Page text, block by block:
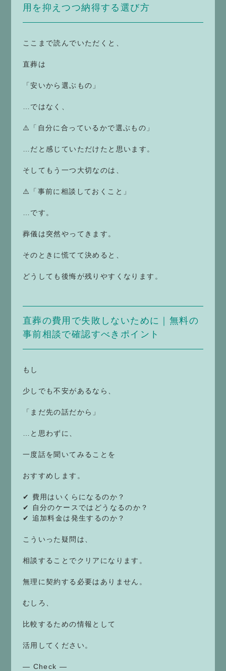
用を抑えつつ納得する選び方
ここまで読んでいただくと、
直葬は
「安いから選ぶもの」
…ではなく、
⚠️「自分に合っているかで選ぶもの」
…だと感じていただけたと思います。
そしてもう一つ大切なのは、
⚠️「事前に相談しておくこと」
…です。
葬儀は突然やってきます。
そのときに慌てて決めると、
どうしても後悔が残りやすくなります。
直葬の費用で失敗しないために｜無料の
事前相談で確認すべきポイント
もし
少しでも不安があるなら、
「まだ先の話だから」
…と思わずに、
一度話を聞いてみることを
おすすめします。
✔ 費用はいくらになるのか？
✔ 自分のケースではどうなるのか？
✔ 追加料金は発生するのか？
こういった疑問は、
相談することでクリアになります。
無理に契約する必要はありません。
むしろ、
比較するための情報として
活用してください。
— Check —